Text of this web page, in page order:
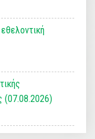
(07.08.2026)